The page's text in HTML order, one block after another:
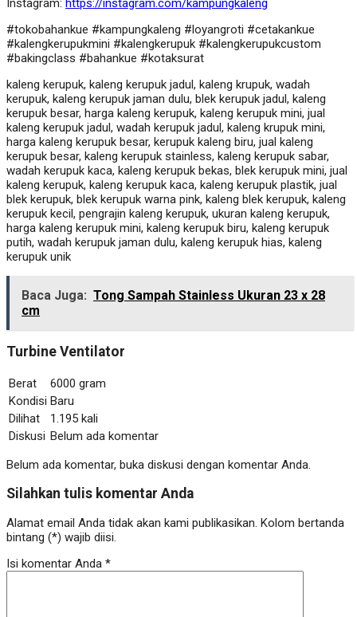
#tokobahankue #kampungkaleng #loyangroti #cetakankue
#kalengkerupukmini #kalengkerupuk #kalengkerupukcustom
#bakingclass #bahankue #kotaksurat
kaleng kerupuk, kaleng kerupuk jadul, kaleng krupuk, wadah
kerupuk, kaleng kerupuk jaman dulu, blek kerupuk jadul, kaleng
kerupuk besar, harga kaleng kerupuk, kaleng kerupuk mini, jual
kaleng kerupuk jadul, wadah kerupuk jadul, kaleng krupuk mini,
harga kaleng kerupuk besar, kerupuk kaleng biru, jual kaleng
kerupuk besar, kaleng kerupuk stainless, kaleng kerupuk sabar,
wadah kerupuk kaca, kaleng kerupuk bekas, blek kerupuk mini, jual
kaleng kerupuk, kaleng kerupuk kaca, kaleng kerupuk plastik, jual
blek kerupuk, blek kerupuk warna pink, kaleng blek kerupuk, kaleng
kerupuk kecil, pengrajin kaleng kerupuk, ukuran kaleng kerupuk,
harga kaleng kerupuk mini, kaleng kerupuk biru, kaleng kerupuk
putih, wadah kerupuk jaman dulu, kaleng kerupuk hias, kaleng
kerupuk unik
Baca Juga: Tong Sampah Stainless Ukuran 23 x 28
cm
Turbine Ventilator
Berat
6000 gram
Kondisi Baru
Dilihat
1.195 kali
Diskusi Belum ada komentar
Belum ada komentar, buka diskusi dengan komentar Anda.
Silahkan tulis komentar Anda
Alamat email Anda tidak akan kami publikasikan. Kolom bertanda
bintang (*) wajib diisi.
Isi komentar Anda *